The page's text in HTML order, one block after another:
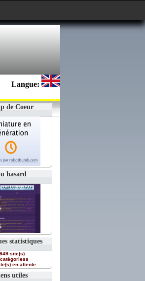
Langue:
de Coeur
hasard
statistiques
site(s)
en attente
utiles